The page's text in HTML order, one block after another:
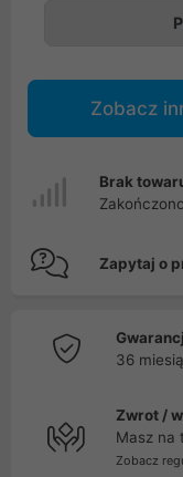
Zobacz
Brak
Zapytaj o
36
Zwrot /
Masz na
Zobacz